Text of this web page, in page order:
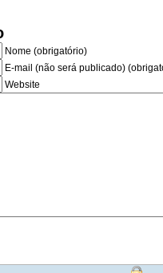
Nome (obrigatório)
E-mail (não será publicado)
Website